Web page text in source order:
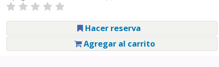
Hacer reserva
Agregar al carrito